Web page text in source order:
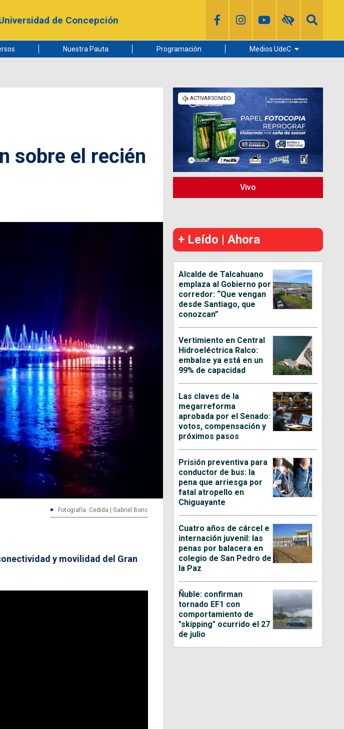
de Concepción
Nuestra Pauta Programación Medios UdeC
Radio UdeC
Noticias UdeC
La Discusión
sobre el recién
Fotografía: Cedida | Gabriel Boric
y movilidad del Gran
Vivo
+ Leído | Ahora
Alcalde de Talcahuano
emplaza al Gobierno por
corredor: “Que vengan
desde Santiago, que
conozcan”
Vertimiento en Central
Hidroeléctrica Ralco:
embalse ya está en un
99% de capacidad
Las claves de la
megarreforma
aprobada por el Senado:
votos, compensación y
próximos pasos
Prisión preventiva para
conductor de bus: la
pena que arriesga por
fatal atropello en
Chiguayante
Cuatro años de cárcel e
internación juvenil: las
penas por balacera en
colegio de San Pedro de
la Paz
Ñuble: confirman
tornado EF1 con
comportamiento de
"skipping" ocurrido el 27
de julio